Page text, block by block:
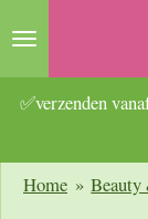
Ga
naar
hoofdinhoud
✅verzenden
Home » Beauty